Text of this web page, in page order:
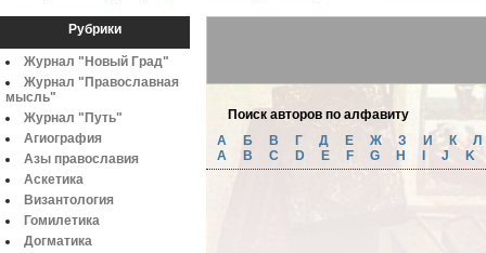
Рубрики
Журнал "Новый Град"
Журнал "Православная
мысль"
Журнал "Путь"
Агиография
Азы православия
Аскетика
Византология
Гомилетика
Догматика
Поиск авторов по алфавиту
А
Б B Г Д Е Ж З И К
A
B C D E F G H J K